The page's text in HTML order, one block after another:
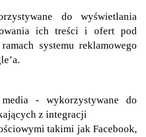
do wyświetlania
ich treści i ofert pod
systemu reklamowego
- wykorzystywane do
z integracji
takimi jak Facebook,